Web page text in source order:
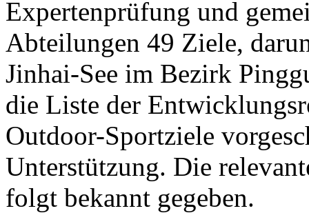
Expertenprüfung und
Abteilungen 49 Ziele,
Jinhai-See im Bezirk
die Liste der
Outdoor-Sportziele
Unterstützung. Die
folgt bekannt gegeben.